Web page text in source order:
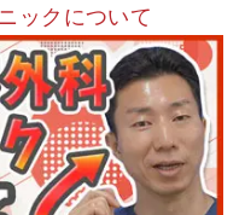
ックについて